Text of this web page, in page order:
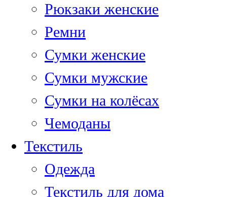
Рюкзаки женские
Ремни
Сумки женские
Сумки мужские
Сумки на колёсах
Чемоданы
Текстиль
Одежда
Текстиль для дома